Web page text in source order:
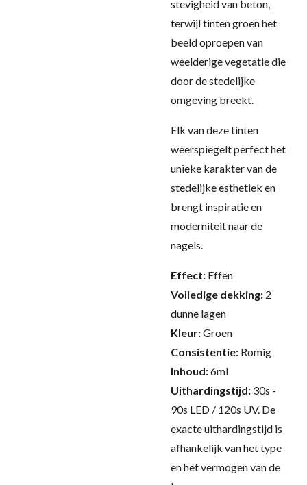
stevigheid van beton,
terwijl tinten groen het
beeld oproepen van
weelderige vegetatie die
door de stedelijke
omgeving breekt.
Elk van deze tinten
weerspiegelt perfect het
unieke karakter van de
stedelijke esthetiek en
brengt inspiratie en
moderniteit naar de
nagels.
Effect: Effen
Volledige dekking: 2
dunne lagen
Kleur:Groen
Consistentie: Romig
Inhoud:6ml
Uithardingstijd: 30s -
90s LED / 120s UV. De
exacte uithardingstijd is
afhankelijk van het type
en het vermogen van de